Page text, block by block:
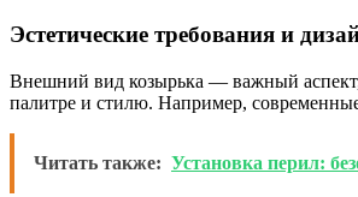
Эстетические требования и
Внешний вид козырька — важный аспект,
палитре и стилю. Например,
Читать также: Установка перил: